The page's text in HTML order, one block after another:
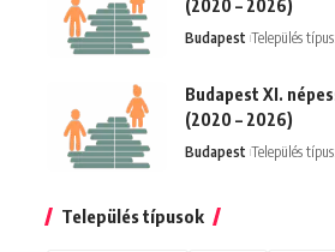
(2020 – 2026)
Budapest Település típus:
Budapest XI.
(2020 – 2026)
Budapest Település típus:
Település típusok